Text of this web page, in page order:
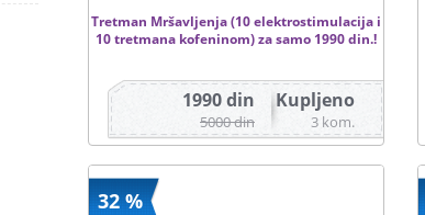
Tretman Mršavljenja (10 elektrostimulacija i
10 tretmana kofeninom) za samo 1990 din.!
Kupljeno
3 kom.
1990 din
5000 din
32 %